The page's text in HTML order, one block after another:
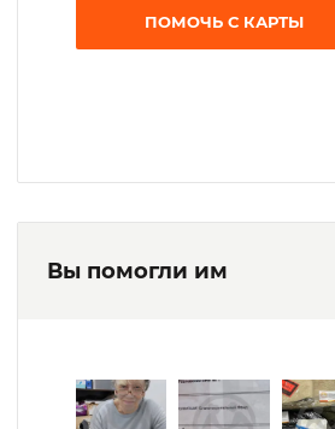
ПОМОЧЬ С КАРТЫ
Вы помогли им